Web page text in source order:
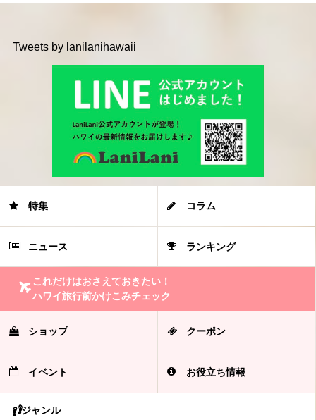
Tweets by lanilanihawaii
特集 コラム
ニュース ランキング
これだけはおさえておきたい！
ハワイ旅行前かけこみチェック
ショップ クーポン
イベント お役立ち情報
ジャンル